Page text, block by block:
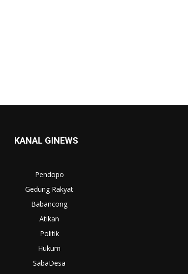
KANAL GINEWS
Pendopo
Gedung Rakyat
Babancong
Atikan
Politik
Hukum
SabaDesa